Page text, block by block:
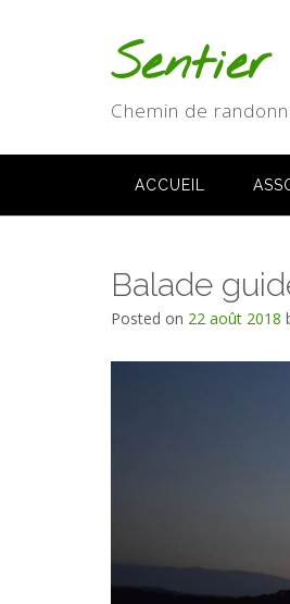
Chemin de
ACCUEIL
Balade
Posted on 22 août 2018